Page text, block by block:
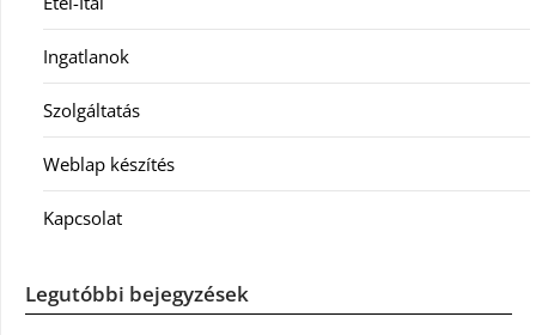
Ingatlanok
Szolgáltatás
Weblap készítés
Kapcsolat
Legutóbbi bejegyzések